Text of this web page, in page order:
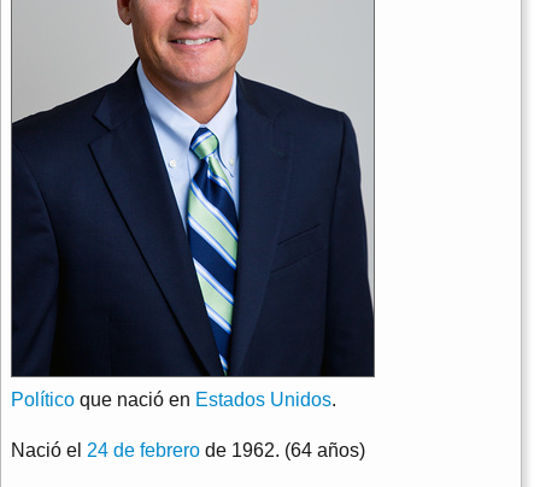
Político que nació en Estados Unidos.
Nació el 24 de febrero de 1962. (64 años)